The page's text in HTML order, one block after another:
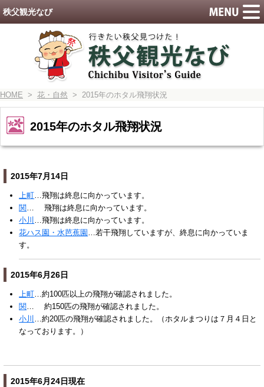
HOME > 花・自然 > 2015年のホタル飛翔状況
2015年のホタル飛翔状況
2015年7月14日
上町…飛翔は終息に向かっています。
関… 飛翔は終息に向かっています。
小川 …飛翔は終息に向かっています。
花ハス園・水芭蕉園 …若干飛翔していますが、終息に向かっていま
す。
2015年6月26日
上町…約100匹以上の飛翔が確認されました。
関… 約150匹の飛翔が確認されました。
小川 …約20匹の飛翔が確認されました。（ホタルまつりは７月４日と
なっております。）
2015年6月24日現在
秩父観光なび